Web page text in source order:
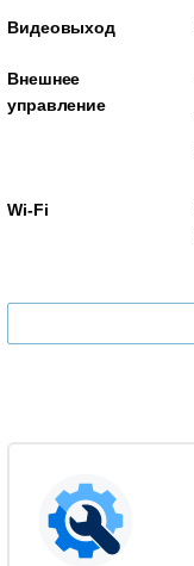
Видеовыход
Внешнее
управление
Wi-Fi